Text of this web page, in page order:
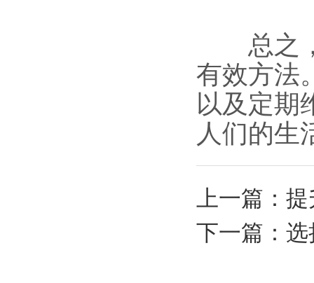
总之，
有效方法
以及定期
人们的生
上一篇： 提
下一篇： 选